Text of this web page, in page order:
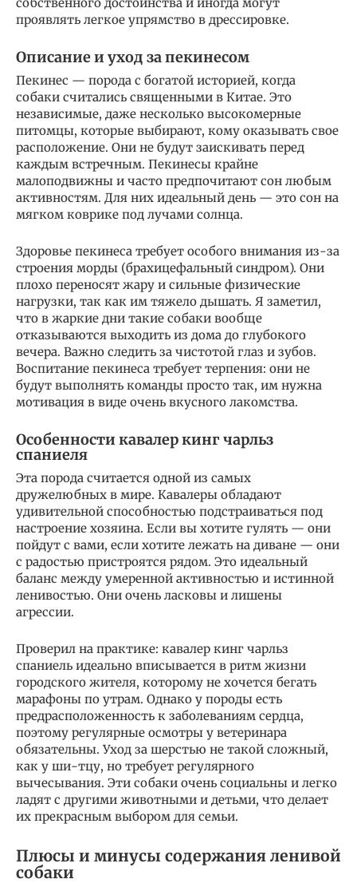
проявлять легкое упрямство в дрессировке.
Описание и уход за пекинесом
Пекинес — порода с богатой историей, когда
собаки считались священными в Китае. Это
независимые, даже несколько высокомерные
питомцы, которые выбирают, кому оказывать свое
расположение. Они не будут заискивать перед
каждым встречным. Пекинесы крайне
малоподвижны и часто предпочитают сон любым
активностям. Для них идеальный день — это сон на
мягком коврике под лучами солнца.
Здоровье пекинеса требует особого внимания из-за
строения морды (брахицефальный синдром). Они
плохо переносят жару и сильные физические
нагрузки, так как им тяжело дышать. Я заметил,
что в жаркие дни такие собаки вообще
отказываются выходить из дома до глубокого
вечера. Важно следить за чистотой глаз и зубов.
Воспитание пекинеса требует терпения: они не
будут выполнять команды просто так, им нужна
мотивация в виде очень вкусного лакомства.
Особенности кавалер кинг чарльз
спаниеля
Эта порода считается одной из самых
дружелюбных в мире. Кавалеры обладают
удивительной способностью подстраиваться под
настроение хозяина. Если вы хотите гулять — они
пойдут с вами, если хотите лежать на диване — они
с радостью пристроятся рядом. Это идеальный
баланс между умеренной активностью и истинной
ленивостью. Они очень ласковы и лишены
агрессии.
Проверил на практике: кавалер кинг чарльз
спаниель идеально вписывается в ритм жизни
городского жителя, которому не хочется бегать
марафоны по утрам. Однако у породы есть
предрасположенность к заболеваниям сердца,
поэтому регулярные осмотры у ветеринара
обязательны. Уход за шерстью не такой сложный,
как у ши-тцу, но требует регулярного
вычесывания. Эти собаки очень социальны и легко
ладят с другими животными и детьми, что делает
их прекрасным выбором для семьи.
Плюсы и минусы содержания ленивой
собаки